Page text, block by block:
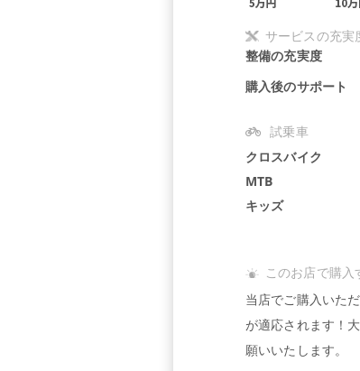
サービスの充実
整備の充実度
購入後のサポート
試乗車
クロスバイク
MTB
キッズ
このお店で購入
当店でご購入いた
が適応されます！
願いいたします。